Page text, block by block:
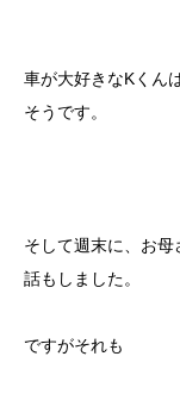
車が大好きなKくん
そうです。
そして週末に、お
話もしました。
ですがそれも